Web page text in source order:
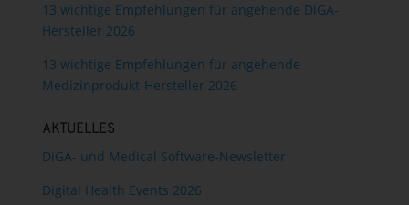
13 wichtige Empfehlungen für angehende DiGA-
Hersteller 2026
13 wichtige Empfehlungen für angehende
Medizinprodukt-Hersteller 2026
AKTUELLES
DiGA- und Medical Software-Newsletter
Digital Health Events 2026